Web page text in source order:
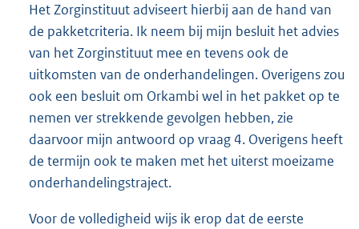
Het Zorginstituut adviseert hierbij aan de hand van
de pakketcriteria. Ik neem bij mijn besluit het advies
van het Zorginstituut mee en tevens ook de
uitkomsten van de onderhandelingen. Overigens zou
ook een besluit om Orkambi wel in het pakket op te
nemen ver strekkende gevolgen hebben, zie
daarvoor mijn antwoord op vraag 4. Overigens heeft
de termijn ook te maken met het uiterst moeizame
onderhandelingstraject.
Voor de volledigheid wijs ik erop dat de eerste